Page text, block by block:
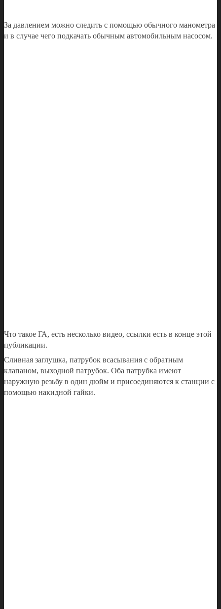
За давлением можно следить с помощью обычного манометра
и в случае чего подкачать обычным автомобильным насосом.
Что такое ГА, есть несколько видео, ссылки есть в конце этой
публикации.
Сливная заглушка, патрубок всасывания с обратным
клапаном, выходной патрубок. Оба патрубка имеют
наружную резьбу в один дюйм и присоединяются к станции с
помощью накидной гайки.